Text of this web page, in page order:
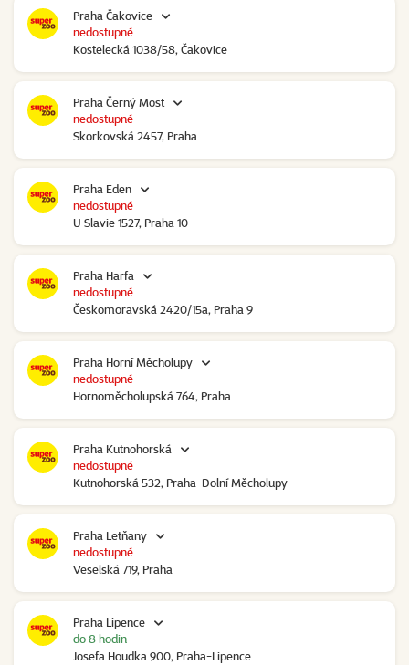
Praha Čakovice
Kostelecká 1038/58, Čakovice
nedostupné
Praha Černý Most
Skorkovská 2457, Praha
nedostupné
Praha Eden
U Slavie 1527, Praha 10
nedostupné
Praha Harfa
Českomoravská 2420/15a, Praha 9
nedostupné
Praha Horní Měcholupy
Hornoměcholupská 764, Praha
nedostupné
Praha Kutnohorská
Kutnohorská 532, Praha-Dolní Měcholupy
nedostupné
Praha Letňany
Veselská 719, Praha
nedostupné
Praha Lipence
Josefa Houdka 900, Praha-Lipence
do 8 hodin